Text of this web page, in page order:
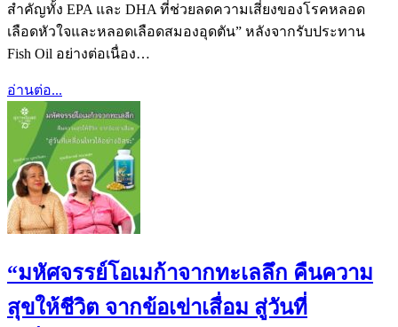
สำคัญทั้ง EPA และ DHA ที่ช่วยลดความเสี่ยงของโรคหลอด
เลือดหัวใจและหลอดเลือดสมองอุดตัน” หลังจากรับประทาน
Fish Oil อย่างต่อเนื่อง…
อ่านต่อ...
“มหัศจรรย์โอเมก้าจากทะเลลึก คืนความ
สุขให้ชีวิต จากข้อเข่าเสื่อม สู่วันที่